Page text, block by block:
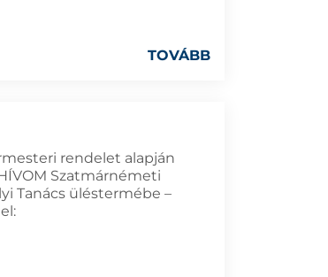
TOVÁBB
rendelet alapján
Szatmárnémeti
Tanács üléstermébe –